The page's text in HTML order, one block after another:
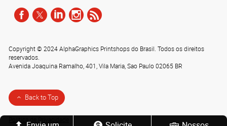
Copyright © 2024 AlphaGraphics Printshops do Brasil. Todos os direitos
reservados.
Avenida Joaquina Ramalho, 401,Vila Maria,Sao Paulo02065 BR
Back to Top
Política de Privacidade